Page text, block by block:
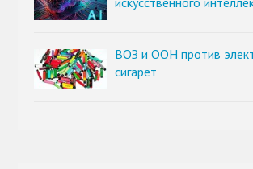
ВОЗ и ООН против
сигарет